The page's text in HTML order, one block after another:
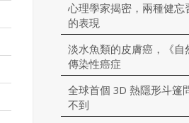
心理學家揭密，兩種健忘
的表現
淡水魚類的皮膚癌，《
傳染性癌症
全球首個 3D 熱隱形斗篷
不到